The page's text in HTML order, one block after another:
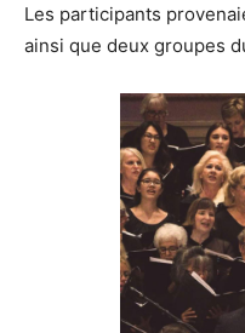
Les participants
ainsi que deux groupes